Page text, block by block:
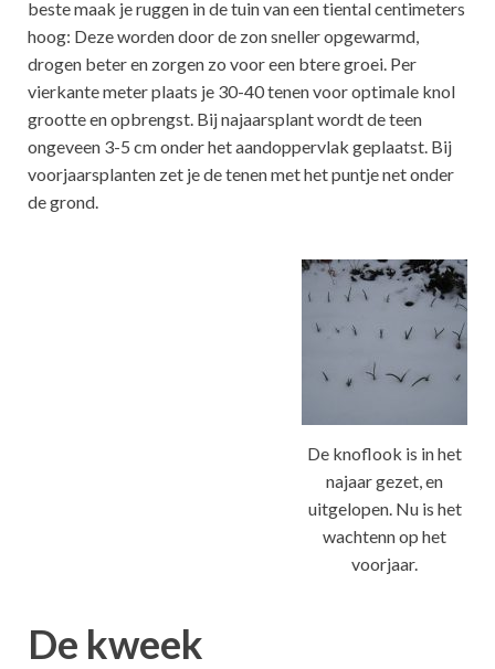
beste maak je ruggen in de tuin van een tiental centimeters
hoog: Deze worden door de zon sneller opgewarmd,
drogen beter en zorgen zo voor een btere groei. Per
vierkante meter plaats je 30-40 tenen voor optimale knol
grootte en opbrengst. Bij najaarsplant wordt de teen
ongeveen 3-5 cm onder het aandoppervlak geplaatst. Bij
voorjaarsplanten zet je de tenen met het puntje net onder
de grond.
De knoflook is in het
najaar gezet, en
uitgelopen. Nu is het
wachtenn op het
voorjaar.
De kweek